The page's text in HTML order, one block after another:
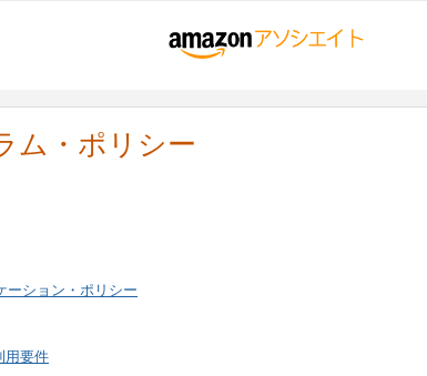
ム・ポリシー
ーション・ポリシー
用要件